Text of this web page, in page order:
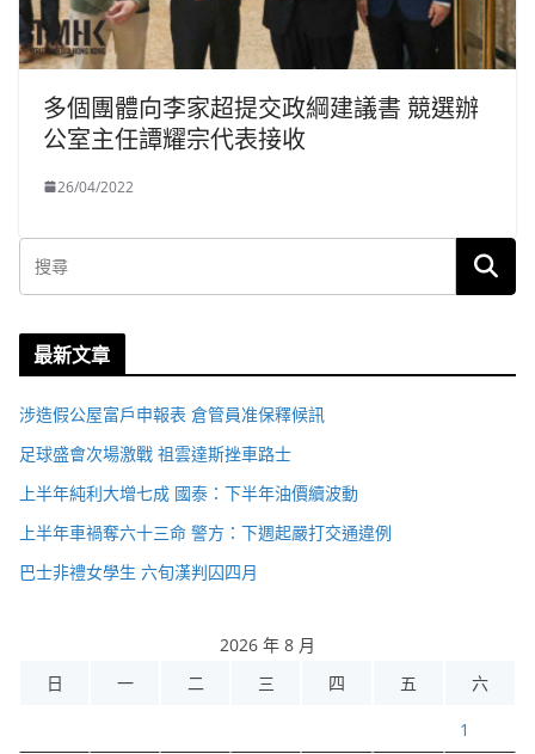
多個團體向李家超提交政綱建議書 競選辦
公室主任譚耀宗代表接收
26/04/2022
最新文章
涉造假公屋富戶申報表 倉管員准保釋候訊
足球盛會次場激戰 祖雲達斯挫車路士
上半年純利大增七成 國泰：下半年油價續波動
上半年車禍奪六十三命 警方：下週起嚴打交通違例
巴士非禮女學生 六旬漢判囚四月
2026 年 8 月
日
一 二 三 四 五 六
1